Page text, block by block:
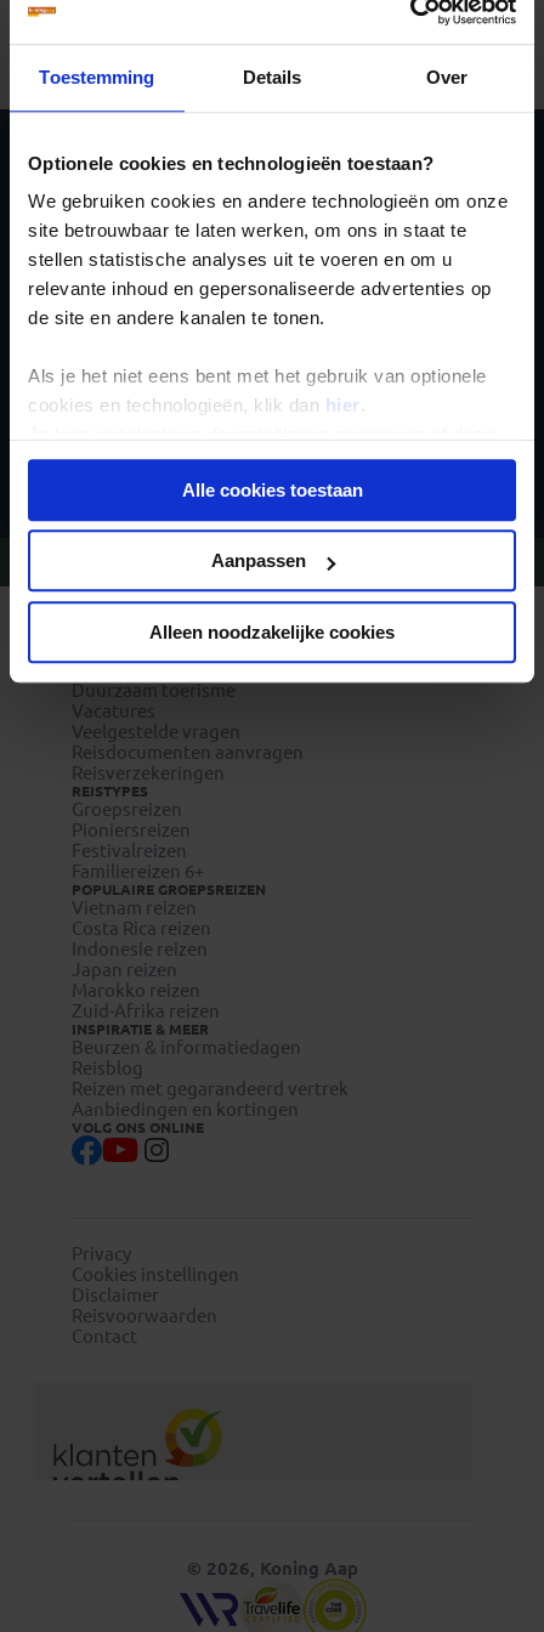
Toestemming Details Over
Optionele cookies en technologieën toestaan?
We gebruiken cookies en andere technologieën om onze
site betrouwbaar te laten werken, om ons in staat te
stellen statistische analyses uit te voeren en om u
relevante inhoud en gepersonaliseerde advertenties op
de site en andere kanalen te tonen.
Als je het niet eens bent met het gebruik van optionele
cookies en technologieën, klik dan hier .
onder aan de pagina op elk gewenst moment voor de
toekomst wijzigen.Alle cookies toestaan
Aanpassen
Alleen noodzakelijke cookies
Er is een fout voorgevallen bij het ophalen van de
Ja, ik meld me aan
voor de wekelijkse
nieuwsbrief
Vragen?Bel 09-234 13 11
REIZEN MET KONING AAP
Bestemmingen
Duurzaam toerisme
Vacatures
Veelgestelde vragen
Reisdocumenten aanvragen
Reisverzekeringen
REISTYPES
Groepsreizen
Pioniersreizen
Festivalreizen
Familiereizen 6+
POPULAIRE GROEPSREIZEN
Vietnam reizen
Costa Rica reizen
Indonesie reizen
Japan reizen
Marokko reizen
Zuid-Afrika reizen
INSPIRATIE & MEER
Beurzen & informatiedagen
Reisblog
Reizen met gegarandeerd vertrek
Aanbiedingen en kortingen
VOLG ONS ONLINE
Privacy
Cookies instellingen
Disclaimer
Reisvoorwaarden
Contact
© 2026, Koning Aap